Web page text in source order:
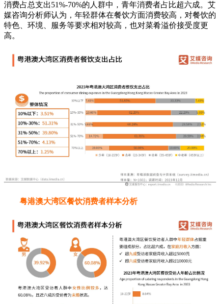
消费占总支出51%-70%的人群中，青年消费者占比超六成。艾
媒咨询分析师认为，年轻群体在餐饮方面消费较高，对餐饮的
特色、环境、服务等要求相对较高，也对菜肴溢价接受度更
高。
粤港澳大湾区餐饮消费者样本分析